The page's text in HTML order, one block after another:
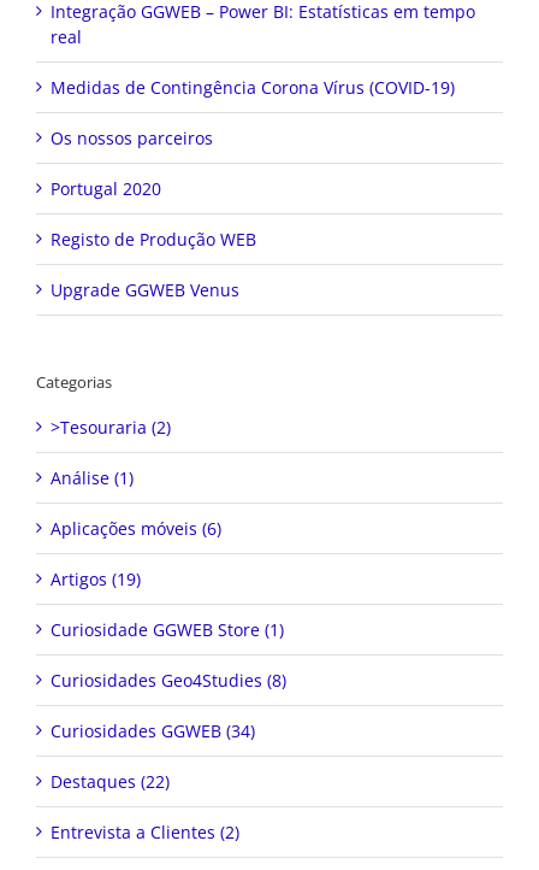
Integração GGWEB – Power BI: Estatísticas em tempo
real
Medidas de Contingência Corona Vírus (COVID-19)
Os nossos parceiros
Portugal 2020
Registo de Produção WEB
Upgrade GGWEB Venus
Categorias
>Tesouraria (2)
Análise (1)
Aplicações móveis (6)
Artigos (19)
Curiosidade GGWEB Store (1)
Curiosidades Geo4Studies (8)
Curiosidades GGWEB (34)
Destaques (22)
Entrevista a Clientes (2)